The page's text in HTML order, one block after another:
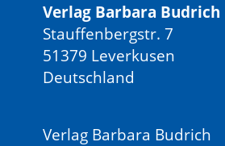
Verlag Barbara Budrich
Stauffenbergstr. 7
51379 Leverkusen
Deutschland
Verlag Barbara Budrich